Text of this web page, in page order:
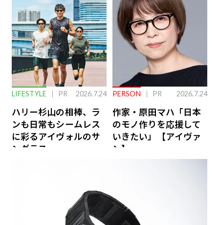
ーケアとは
LIFESTYLE PR 2026.7.24
ハリー杉山の相棒、ラ
ンも日常もシームレス
に彩るアイヴォルのサ
ングラス
PERSON PR 2026.7.24
作家・原田マハ「日本
のモノ作りを応援して
いきたい」【アイヴァ
ン】